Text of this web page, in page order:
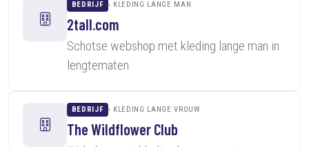
BEDRIJF KLEDING LANGE MAN
2tall.com
Schotse webshop met kleding lange man in
lengtematen
BEDRIJF KLEDING LANGE VROUW
The Wildflower Club